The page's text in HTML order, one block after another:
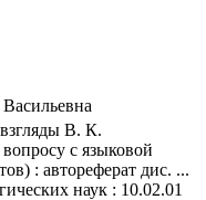
В. К.
с языковой
: автореферат дис. ...
наук : 10.02.01